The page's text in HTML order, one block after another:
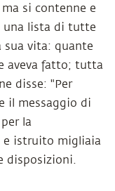
si contenne e
una lista di tutte
sua vita: quante
aveva fatto; tutta
disse: "Per
il messaggio di
la
e istruito migliaia
disposizioni.